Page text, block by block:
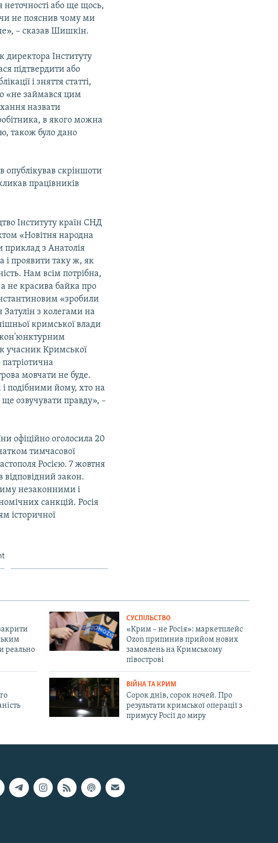
неточності або ще щось,
не пояснив чому ми
– сказав Шишкін.
Інституту
підтвердити або
і зняття статті,
«не займався цим
назвати
в якого можна
також було дано
опублікував скріншоти
працівників
Інституту країн СНД
«Новітня народна
приклад з Анатолія
і проявити таку ж, як
Нам всім потрібна,
не красива байка про
«зробили
з колегами на
кримської влади
кон'юнктурним
учасник Кримської
мовчати не буде.
подібними йому, хто на
ще озвучувати правду», –
офіційно оголосила 20
тимчасової
Росією. 7 жовтня
закон.
незаконними і
санкцій. Росія
історичної
реально
СУСПІЛЬСТВО
«Крим – не Росія»: маркетплейс
Ozon припинив прийом нових
замовлень на Кримському
півострові
ВІЙНА ТА КРИМ
Сорок днів, сорок ночей. Про
результати кримської операції з
примусу Росії до миру